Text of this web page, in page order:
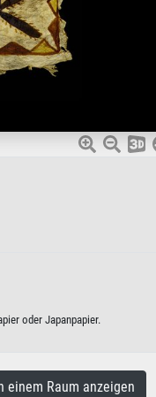
oder Japanpapier.
Raum anzeigen